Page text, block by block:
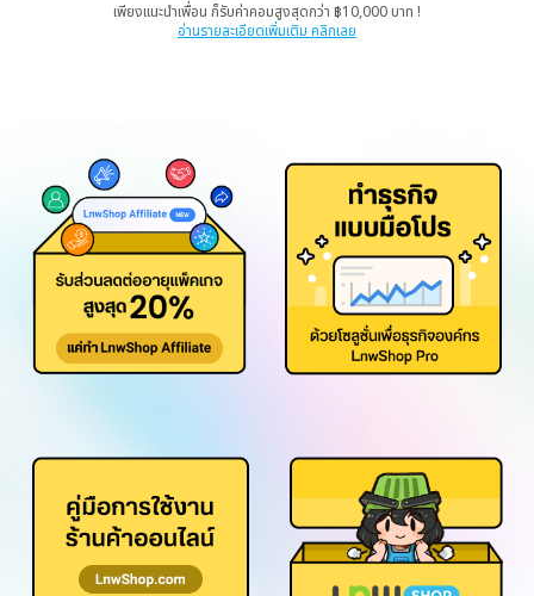
เพียงแนะนำเพื่อน ก็รับค่าคอมสูงสุดกว่า ฿10,000 บาท !
อ่านรายละเอียดเพิ่มเติม คลิกเลย